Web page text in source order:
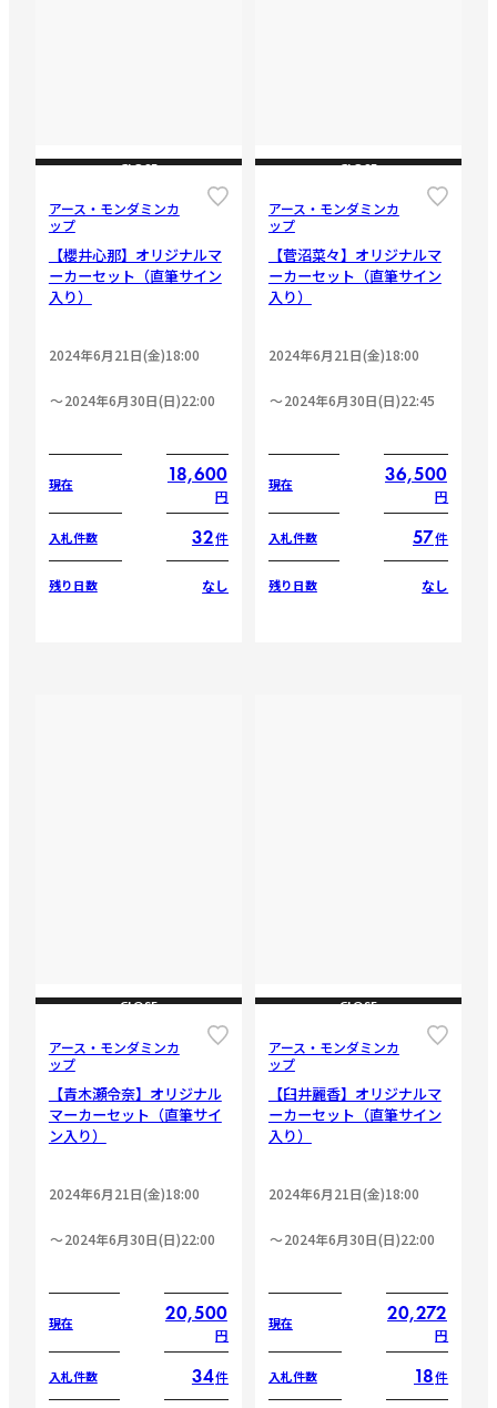
CLOSE
アース・モンダミンカ
ップ
【櫻井心那】オリジナルマ
ーカーセット（直筆サイン
入り）
2024年6月21日(金)18:00
2024年6月30日(日)22:00
現在 18,600
円
入札件数 32件
残り日数 なし
CLOSE
アース・モンダミンカ
ップ
【菅沼菜々】オリジナルマ
ーカーセット（直筆サイン
入り）
2024年6月21日(金)18:00
2024年6月30日(日)22:45
現在 36,500
円
入札件数 57件
残り日数 なし
CLOSE
アース・モンダミンカ
ップ
【青木瀬令奈】オリジナル
マーカーセット（直筆サイ
ン入り）
2024年6月21日(金)18:00
2024年6月30日(日)22:00
現在 20,500
円
入札件数 34件
CLOSE
アース・モンダミンカ
ップ
【臼井麗香】オリジナルマ
ーカーセット（直筆サイン
入り）
2024年6月21日(金)18:00
2024年6月30日(日)22:00
現在 20,272
円
入札件数 18件